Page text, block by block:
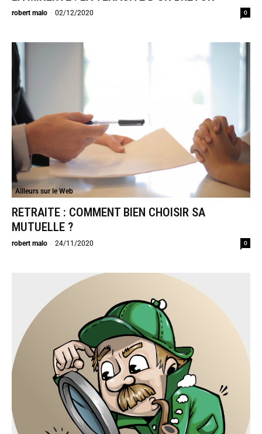
robert malo - 02/12/2020 0
Ailleurs sur le Web
RETRAITE : COMMENT BIEN CHOISIR SA
MUTUELLE ?
robert malo - 24/11/2020 0